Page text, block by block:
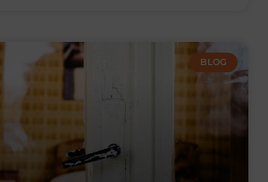
BLOG